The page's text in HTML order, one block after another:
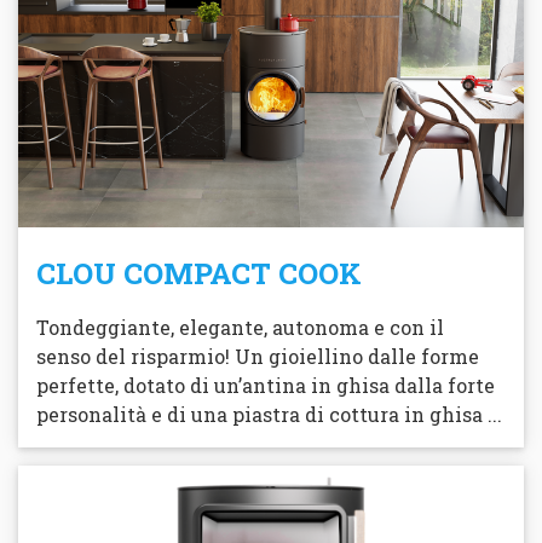
CLOU COMPACT COOK
Tondeggiante, elegante, autonoma e con il
senso del risparmio! Un gioiellino dalle forme
perfette, dotato di un’antina in ghisa dalla forte
personalità e di una piastra di cottura in ghisa ...